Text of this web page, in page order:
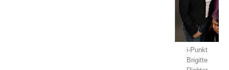
i-Punkt
Brigitte